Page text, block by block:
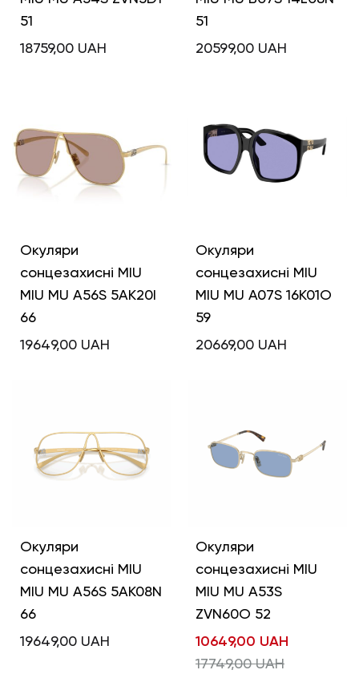
51
18759,00 UAH
51
20599,00 UAH
Окуляри
сонцезахисні MIU
MIU MU A56S 5AK20I
66
19649,00 UAH
Окуляри
сонцезахисні MIU
MIU MU A07S 16K01O
59
20669,00 UAH
Окуляри
сонцезахисні MIU
MIU MU A56S 5AK08N
66
19649,00 UAH
Окуляри
сонцезахисні MIU
MIU MU A53S
ZVN60O 52
10649,00 UAH
17749,00UAH